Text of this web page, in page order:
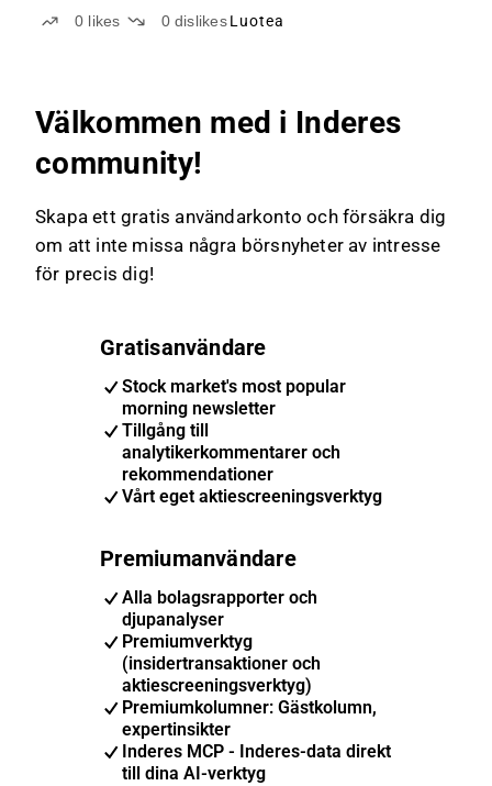
0 likes 0 dislikes Luotea
Välkommen med i Inderes
community!
Skapa ett gratis användarkonto och försäkra dig
om att inte missa några börsnyheter av intresse
för precis dig!
Gratisanvändare
Stock market's most popular
morning newsletter
Tillgång till
analytikerkommentarer och
rekommendationer
Vårt eget aktiescreeningsverktyg
Premiumanvändare
Alla bolagsrapporter och
djupanalyser
Premiumverktyg
(insidertransaktioner och
aktiescreeningsverktyg)
Premiumkolumner: Gästkolumn,
expertinsikter
Inderes MCP - Inderes-data direkt
till dina AI-verktyg